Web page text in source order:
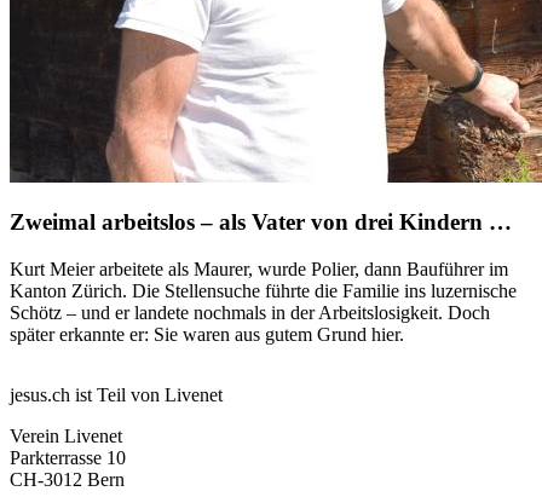
Zweimal arbeitslos – als Vater von drei Kindern …
Kurt Meier arbeitete als Maurer, wurde Polier, dann Bauführer im
Kanton Zürich. Die Stellensuche führte die Familie ins luzernische
Schötz – und er landete nochmals in der Arbeitslosigkeit. Doch
später erkannte er: Sie waren aus gutem Grund hier.
jesus.ch ist Teil von Livenet
Verein Livenet
Parkterrasse 10
CH-3012 Bern